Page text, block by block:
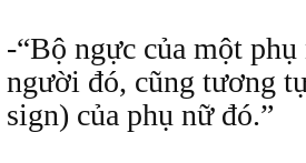
-“Bộ ngực của một
người đó, cũng tương
sign) của phụ nữ đó.”